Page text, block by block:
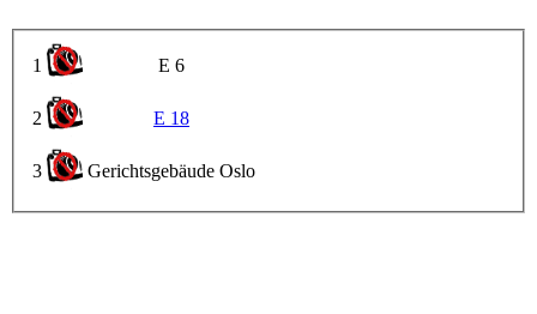
1 E 6
2 E 18
3 Gerichtsgebäude Oslo